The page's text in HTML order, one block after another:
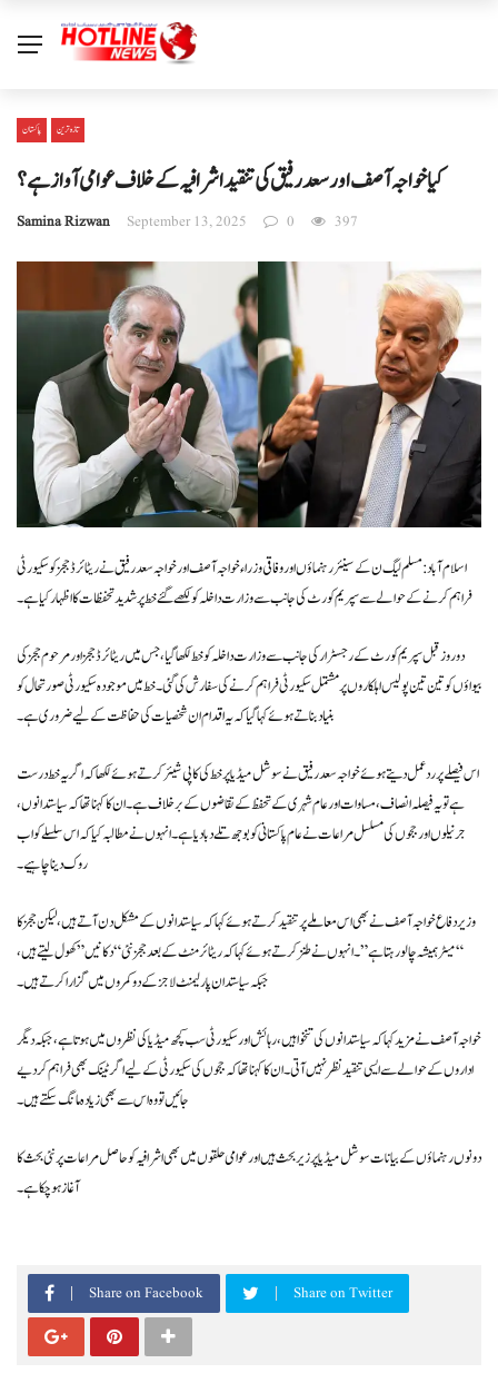
پاکستان تازہ ترین
کیا خواجہ آصف اور سعد رفیق کی تنقید اشرافیہ کے خلاف عوامی آواز ہے؟
Samina Rizwan September 13, 2025 0 397
اسلام آباد: مسلم لیگ ن کے سینئر رہنماؤں اور وفاقی وزراء خواجہ آصف اور خواجہ سعد رفیق نے ریٹائرڈ ججز کو سکیورٹی
فراہم کرنے کے حوالے سے سپریم کورٹ کی جانب سے وزارت داخلہ کو لکھے گئے خط پر شدید تحفظات کا اظہار کیا ہے۔
دو روز قبل سپریم کورٹ کے رجسٹرار کی جانب سے وزارت داخلہ کو خط لکھا گیا، جس میں ریٹائرڈ ججز اور مرحوم ججز کی
بیواؤں کو تین تین پولیس اہلکاروں پر مشتمل سکیورٹی فراہم کرنے کی سفارش کی گئی۔ خط میں موجودہ سکیورٹی صورتحال کو
بنیاد بناتے ہوئے کہا گیا کہ یہ اقدام ان شخصیات کی حفاظت کے لیے ضروری ہے۔
اس فیصلے پر ردعمل دیتے ہوئے خواجہ سعد رفیق نے سوشل میڈیا پر خط کی کاپی شیئر کرتے ہوئے لکھا کہ اگر یہ خط درست
ہے تو یہ فیصلہ انصاف، مساوات اور عام شہری کے تحفظ کے تقاضوں کے برخلاف ہے۔ ان کا کہنا تھا کہ سیاستدانوں،
جرنیلوں اور ججوں کی مسلسل مراعات نے عام پاکستانی کو بوجھ تلے دبا دیا ہے۔ انہوں نے مطالبہ کیا کہ اس سلسلے کو اب
روک دینا چاہیے۔
وزیر دفاع خواجہ آصف نے بھی اس معاملے پر تنقید کرتے ہوئے کہا کہ سیاستدانوں کے مشکل دن آتے ہیں، لیکن ججز کا
“میٹر ہمیشہ چالو رہتا ہے”۔ انہوں نے طنز کرتے ہوئے کہا کہ ریٹائرمنٹ کے بعد ججز نئی “دکانیں” کھول لیتے ہیں،
جبکہ سیاستدان پارلیمنٹ لاجز کے دو کمروں میں گزارا کرتے ہیں۔
خواجہ آصف نے مزید کہا کہ سیاستدانوں کی تنخواہیں، رہائش اور سکیورٹی سب کچھ میڈیا کی نظروں میں ہوتا ہے، جبکہ دیگر
اداروں کے حوالے سے ایسی تنقید نظر نہیں آتی۔ ان کا کہنا تھا کہ ججوں کی سکیورٹی کے لیے اگر ٹینک بھی فراہم کر دیے
جائیں تو وہ اس سے بھی زیادہ مانگ سکتے ہیں۔
دونوں رہنماؤں کے بیانات سوشل میڈیا پر زیر بحث ہیں اور عوامی حلقوں میں بھی اشرافیہ کو حاصل مراعات پر نئی بحث کا
آغاز ہو چکا ہے۔
Share on Facebook Share on Twitter